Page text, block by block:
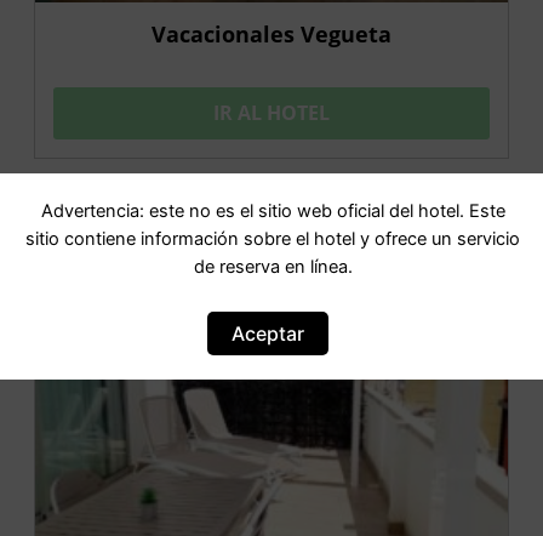
Vacacionales Vegueta
IR AL HOTEL
OFERTA
Advertencia: este no es el sitio web oficial del hotel. Este
sitio contiene información sobre el hotel y ofrece un servicio
de reserva en línea.
Aceptar